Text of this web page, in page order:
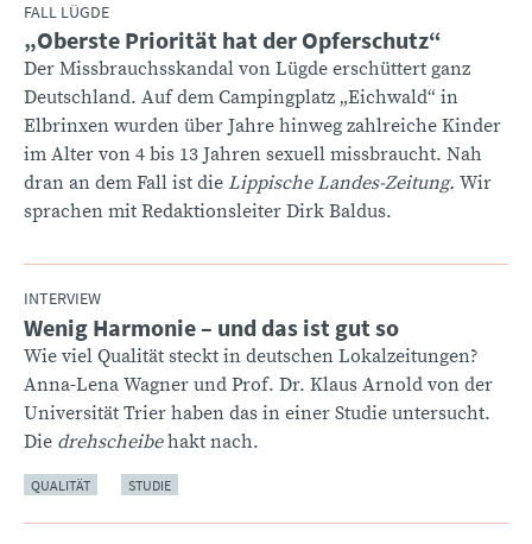
FALL LÜGDE
:„Oberste Priorität hat der Opferschutz“
Der Missbrauchsskandal von Lügde erschüttert ganz
Deutschland. Auf dem Campingplatz „Eichwald“ in
Elbrinxen wurden über Jahre hinweg zahlreiche Kinder
im Alter von 4 bis 13 Jahren sexuell missbraucht. Nah
dran an dem Fall ist die Lippische Landes-Zeitung. Wir
sprachen mit Redaktionsleiter Dirk Baldus.
INTERVIEW
:Wenig Harmonie – und das ist gut so
Wie viel Qualität steckt in deutschen Lokalzeitungen?
Anna-Lena Wagner und Prof. Dr. Klaus Arnold von der
Universität Trier haben das in einer Studie untersucht.
Die drehscheibehakt nach.
QUALITÄT STUDIE